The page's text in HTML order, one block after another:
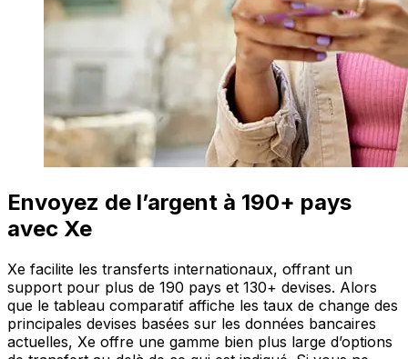
Envoyez de l’argent à 190+ pays
avec Xe
Xe facilite les transferts internationaux, offrant un
support pour plus de 190 pays et 130+ devises. Alors
que le tableau comparatif affiche les taux de change des
principales devises basées sur les données bancaires
actuelles, Xe offre une gamme bien plus large d’options